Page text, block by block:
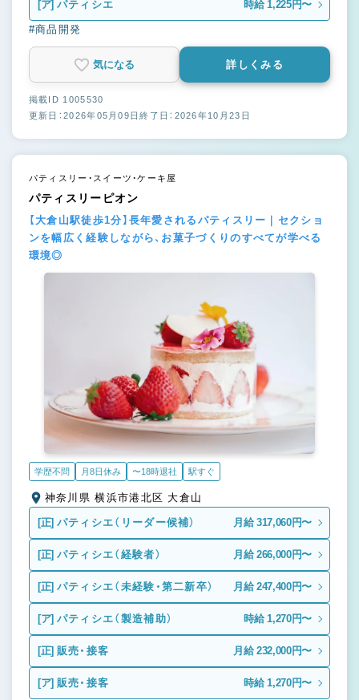
[ア] パティシエ 時給 1,225円〜
#商品開発
気になる 詳しくみる
掲載ID 1005530
更新日：2026年05月09日終了日：2026年10月23日
パティスリー・スイーツ・ケーキ屋
パティスリーピオン
【大倉山駅徒歩1分】長年愛されるパティスリー｜セクショ
ンを幅広く経験しながら、お菓子づくりのすべてが学べる
環境◎
学歴不問 月8日休み 〜18時退社 駅すぐ
神奈川県 横浜市港北区 大倉山
[正] パティシエ（リーダー候補） 月給 317,060円〜
[正] パティシエ（経験者） 月給 266,000円〜
[正] パティシエ（未経験・第二新卒） 月給 247,400円〜
[ア] パティシエ（製造補助） 時給 1,270円〜
[正] 販売・接客 月給 232,000円〜
[ア] 販売・接客 時給 1,270円〜